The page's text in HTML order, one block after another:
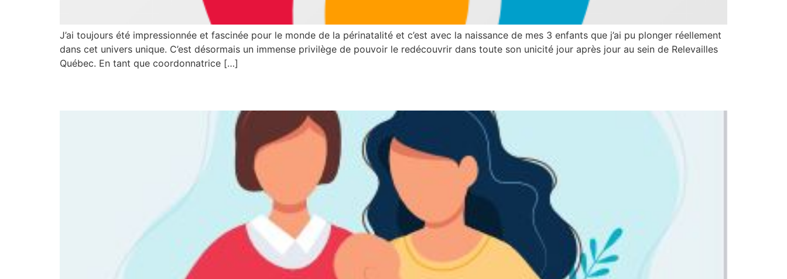
J’ai toujours été impressionnée et fascinée pour le monde de la périnatalité et c’est avec la naissance de mes 3 enfants que j’ai pu plonger réellement
dans cet univers unique. C’est désormais un immense privilège de pouvoir le redécouvrir dans toute son unicité jour après jour au sein de Relevailles
Québec. En tant que coordonnatrice […]